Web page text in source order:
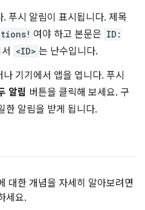
. 푸시 알림이 표시됩니다. 제목
여야 하고 본문은 ID:
<ID> 는 난수입니다.
기기에서 앱을 엽니다. 푸시
알림 버튼을 클릭해 보세요. 구
한 알림을 받게 됩니다.
대한 개념을 자세히 알아보려면
세요.